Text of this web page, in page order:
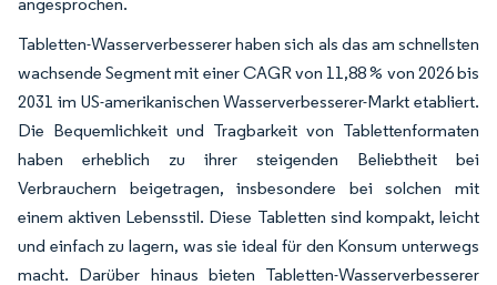
Tabletten-Wasserverbesserer haben sich als das am schnellsten
wachsende Segment mit einer CAGR von 11,88 % von 2026 bis
2031 im US-amerikanischen Wasserverbesserer-Markt etabliert.
Die Bequemlichkeit und Tragbarkeit von Tablettenformaten
haben erheblich zu ihrer steigenden Beliebtheit bei
Verbrauchern beigetragen, insbesondere bei solchen mit
einem aktiven Lebensstil. Diese Tabletten sind kompakt, leicht
und einfach zu lagern, was sie ideal für den Konsum unterwegs
macht. Darüber hinaus bieten Tabletten-Wasserverbesserer